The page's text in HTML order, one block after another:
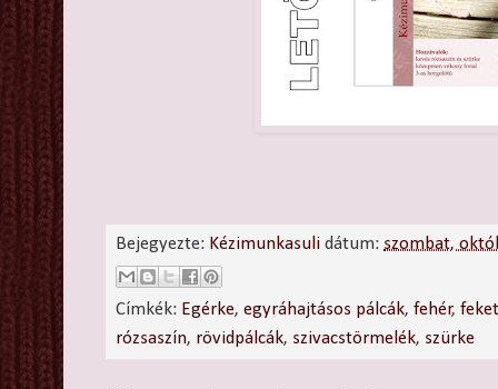
Bejegyezte: Kézimunkasuli dátum: szombat,
Címkék: Egérke,egyráhajtásos pálcák,fehér,
rózsaszín, rövidpálcák, szivacstörmelék, szürke